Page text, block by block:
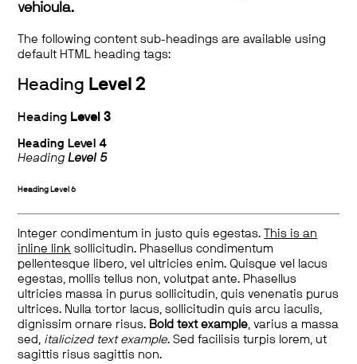
vehicula.
The following content sub-headings are available using
default HTML heading tags:
Heading Level 2
Heading Level 3
Heading Level 4
HeadingLevel 5
Heading Level 6
Integer condimentum in justo quis egestas.
This is an
inline link sollicitudin. Phasellus condimentum
pellentesque libero, vel ultricies enim. Quisque vel lacus
egestas, mollis tellus non, volutpat ante. Phasellus
ultricies massa in purus sollicitudin, quis venenatis purus
ultrices. Nulla tortor lacus, sollicitudin quis arcu iaculis,
dignissim ornare risus. Bold text example, varius a massa
sed, italicized text example. Sed facilisis turpis lorem, ut
sagittis risus sagittis non.